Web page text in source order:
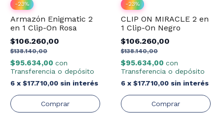
-23%
Armazón Enigmatic 2
en 1 Clip-On Rosa
$106.260,00
$138.140,00
$95.634,00 con
Transferencia o depósito
6 x $17.710,00 sin interés
-23%
CLIP ON MIRACLE 2 en
1 Clip-On Negro
$106.260,00
$138.140,00
$95.634,00 con
Transferencia o depósito
6 x $17.710,00 sin interés